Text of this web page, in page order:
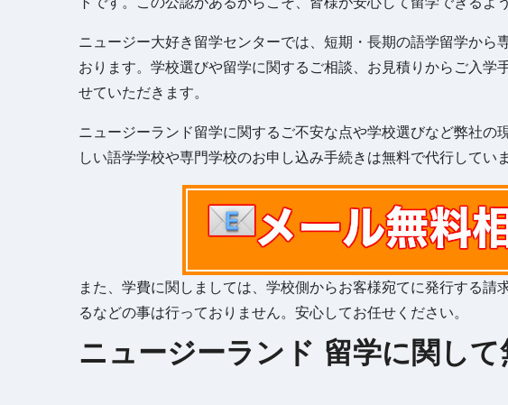
ニュージー大好き留学センターでは、短期・長期の語学留学か
おります。学校選びや留学に関するご相談、お見積りからご入
せていただきます。
ニュージーランド留学に関するご不安な点や学校選びなど弊社
しい語学学校や専門学校のお申し込み手続きは無料で代行してい
また、学費に関しましては、学校側からお客様宛てに発行する
るなどの事は行っておりません。安心してお任せください。
ニュージーランド 留学に関して